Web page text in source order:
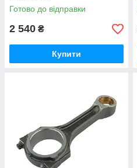
Готово до відправки
2 540 ₴
Купити